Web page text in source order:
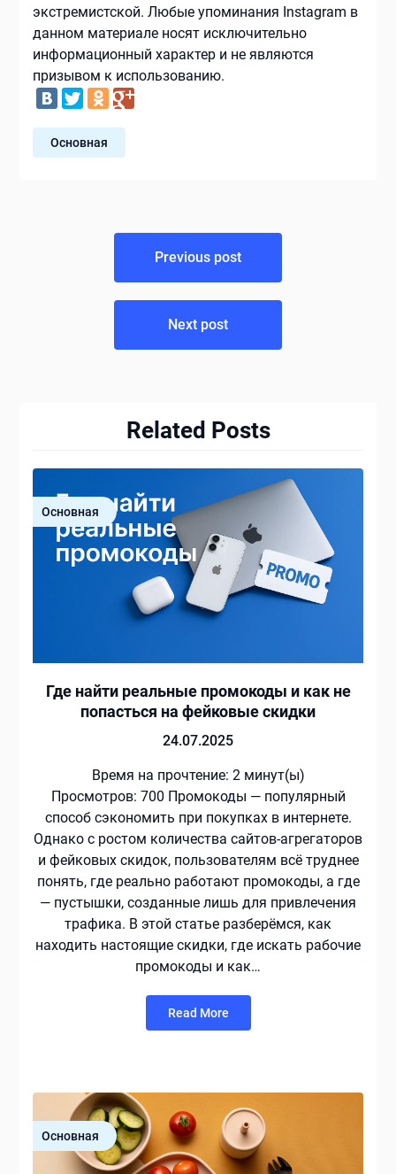
экстремистской. Любые упоминания Instagram в
данном материале носят исключительно
информационный характер и не являются
призывом к использованию.
Основная
Навигация
Previous post
Next post
Related Posts
Основная
Где найти реальные промокоды и как не
попасться на фейковые скидки
24.07.2025
Время на прочтение: 2 минут(ы)
Просмотров: 700 Промокоды — популярный
способ сэкономить при покупках в интернете.
Однако с ростом количества сайтов-агрегаторов
и фейковых скидок, пользователям всё труднее
понять, где реально работают промокоды, а где
— пустышки, созданные лишь для привлечения
трафика. В этой статье разберёмся, как
находить настоящие скидки, где искать рабочие
промокоды и как…
Read More
Основная